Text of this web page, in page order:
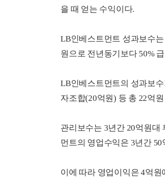
을 때 얻는 수익이다.
LB인베스트먼트 성과보수는
원으로 전년동기보다 50%
LB인베스트먼트의 성과보
자조합(20억원) 등 총 22억
관리보수는 3년간 20억원대
먼트의 영업수익은 3년간
이에 따라 영업이익은 4억원